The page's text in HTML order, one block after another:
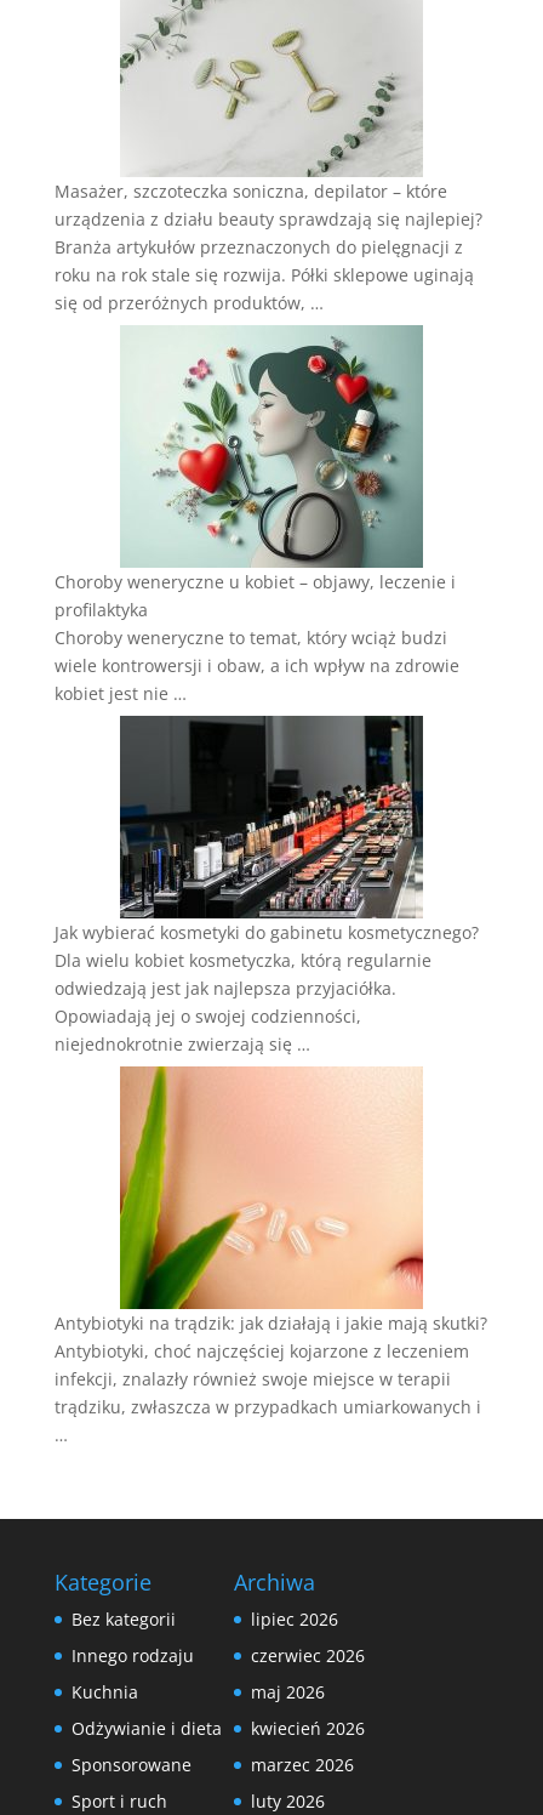
Masażer, szczoteczka soniczna, depilator – które
urządzenia z działu beauty sprawdzają się najlepiej?
Branża artykułów przeznaczonych do pielęgnacji z
roku na rok stale się rozwija. Półki sklepowe uginają
się od przeróżnych produktów, …
Choroby weneryczne u kobiet – objawy, leczenie i
profilaktyka
Choroby weneryczne to temat, który wciąż budzi
wiele kontrowersji i obaw, a ich wpływ na zdrowie
kobiet jest nie …
Jak wybierać kosmetyki do gabinetu kosmetycznego?
Dla wielu kobiet kosmetyczka, którą regularnie
odwiedzają jest jak najlepsza przyjaciółka.
Opowiadają jej o swojej codzienności,
niejednokrotnie zwierzają się …
Antybiotyki na trądzik: jak działają i jakie mają skutki?
Antybiotyki, choć najczęściej kojarzone z leczeniem
infekcji, znalazły również swoje miejsce w terapii
trądziku, zwłaszcza w przypadkach umiarkowanych i
…
Kategorie
Bez kategorii
Innego rodzaju
Kuchnia
Odżywianie i dieta
Sponsorowane
Sport i ruch
Archiwa
lipiec 2026
czerwiec 2026
maj 2026
kwiecień 2026
marzec 2026
luty 2026